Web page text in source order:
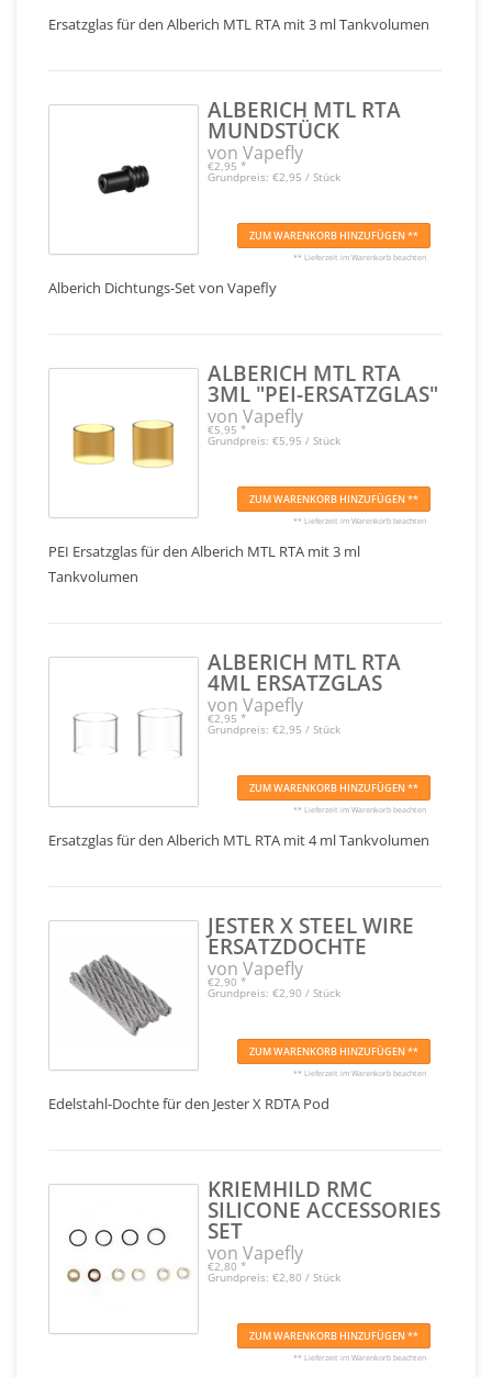
Ersatzglas für den Alberich MTL RTA mit 3 ml Tankvolumen
ALBERICH MTL RTA
MUNDSTÜCK
von Vapefly
€2,95 *
Grundpreis: €2,95 / Stück
ZUM WARENKORB HINZUFÜGEN **
** Lieferzeit im Warenkorb beachten
Alberich Dichtungs-Set von Vapefly
ALBERICH MTL RTA
3ML "PEI-ERSATZGLAS"
von Vapefly
€5,95 *
Grundpreis: €5,95 / Stück
ZUM WARENKORB HINZUFÜGEN **
** Lieferzeit im Warenkorb beachten
PEI Ersatzglas für den Alberich MTL RTA mit 3 ml
Tankvolumen
ALBERICH MTL RTA
4ML ERSATZGLAS
von Vapefly
€2,95 *
Grundpreis: €2,95 / Stück
ZUM WARENKORB HINZUFÜGEN **
** Lieferzeit im Warenkorb beachten
Ersatzglas für den Alberich MTL RTA mit 4 ml Tankvolumen
JESTER X STEEL WIRE
ERSATZDOCHTE
von Vapefly
€2,90 *
Grundpreis: €2,90 / Stück
ZUM WARENKORB HINZUFÜGEN **
** Lieferzeit im Warenkorb beachten
Edelstahl-Dochte für den Jester X RDTA Pod
KRIEMHILD RMC
SILICONE ACCESSORIES
SET
von Vapefly
€2,80 *
Grundpreis: €2,80 / Stück
ZUM WARENKORB HINZUFÜGEN **
** Lieferzeit im Warenkorb beachten